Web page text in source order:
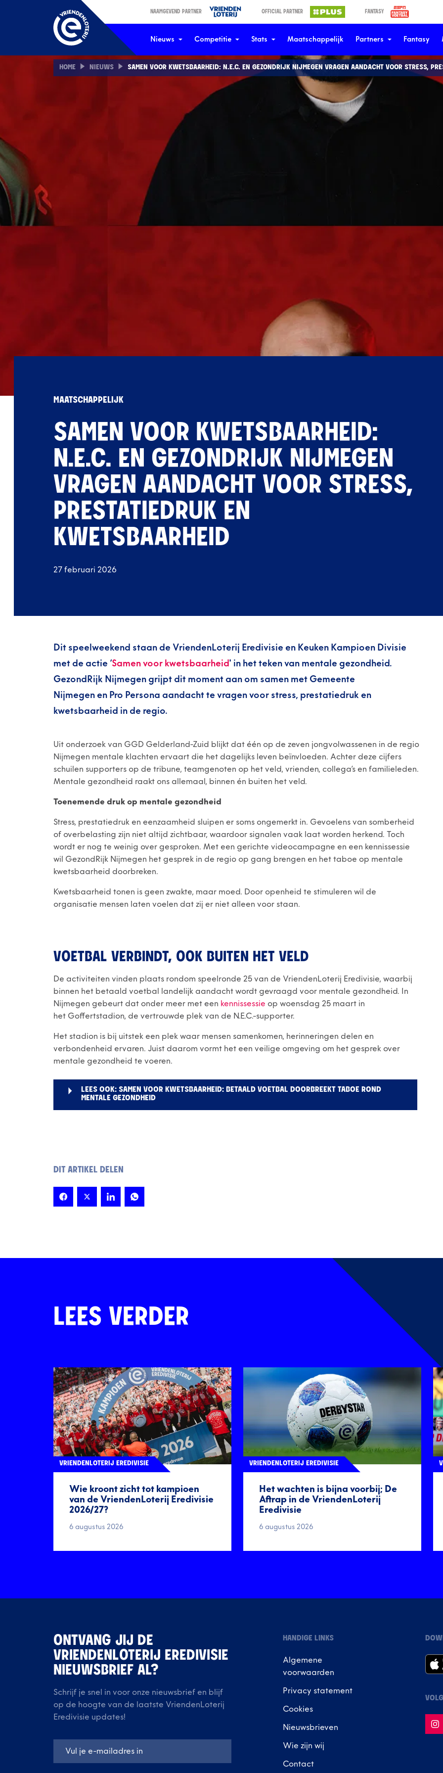
NAAMGEVEND PARTNER OFFICIAL PARTNER FANTASY
Nieuws Competitie Stats Maatschappelijk Partners Fantasy
HOME NIEUWS SAMEN VOOR KWETSBAARHEID: N.E.C. EN GEZONDRIJK NIJMEGEN VRAGEN AANDACHT VOOR STRESS,
MAATSCHAPPELIJK
SAMEN VOOR KWETSBAARHEID:
N.E.C. EN GEZONDRIJK NIJMEGEN
VRAGEN AANDACHT VOOR STRESS,
PRESTATIEDRUK EN
KWETSBAARHEID
27 februari 2026
Dit speelweekend staan de VriendenLoterij Eredivisie en Keuken Kampioen Divisie
met de actie ‘Samen voor kwetsbaarheid' in het teken van mentale gezondheid.
GezondRijk Nijmegen grijpt dit moment aan om samen met Gemeente
Nijmegen en Pro Persona aandacht te vragen voor stress, prestatiedruk en
kwetsbaarheid in de regio.
Uit onderzoek van GGD Gelderland-Zuid blijkt dat één op de zeven jongvolwassenen in de regio
Nijmegen mentale klachten ervaart die het dagelijks leven beïnvloeden. Achter deze cijfers
schuilen supporters op de tribune, teamgenoten op het veld, vrienden, collega’s en familieleden.
Mentale gezondheid raakt ons allemaal, binnen én buiten het veld.
Toenemende druk op mentale gezondheid
Stress, prestatiedruk en eenzaamheid sluipen er soms ongemerkt in. Gevoelens van somberheid
of overbelasting zijn niet altijd zichtbaar, waardoor signalen vaak laat worden herkend. Toch
wordt er nog te weinig over gesproken. Met een gerichte videocampagne en een kennissessie
wil GezondRijk Nijmegen het gesprek in de regio op gang brengen en het taboe op mentale
kwetsbaarheid doorbreken.
Kwetsbaarheid tonen is geen zwakte, maar moed. Door openheid te stimuleren wil de
organisatie mensen laten voelen dat zij er niet alleen voor staan.
VOETBAL VERBINDT, OOK BUITEN HET VELD
De activiteiten vinden plaats rondom speelronde 25 van de VriendenLoterij Eredivisie, waarbij
binnen het betaald voetbal landelijk aandacht wordt gevraagd voor mentale gezondheid. In
Nijmegen gebeurt dat onder meer met een kennissessie op woensdag 25 maart in
het Goffertstadion, de vertrouwde plek van de N.E.C.-supporter.
Het stadion is bij uitstek een plek waar mensen samenkomen, herinneringen delen en
verbondenheid ervaren. Juist daarom vormt het een veilige omgeving om het gesprek over
mentale gezondheid te voeren.
LEES OOK: SAMEN VOOR KWETSBAARHEID: BETAALD VOETBAL DOORBREEKT TABOE ROND
MENTALE GEZONDHEID
DIT ARTIKEL DELEN
LEES VERDER
Wie kroont zicht tot kampioen
van de VriendenLoterij Eredivisie
2026/27?
VRIENDENLOTERIJ EREDIVISIE
6 augustus 2026
Het wachten is bijna voorbij; De
Aftrap in de VriendenLoterij
Eredivisie
VRIENDENLOTERIJ EREDIVISIE
6 augustus 2026
ONTVANG JIJ DE
VRIENDENLOTERIJ EREDIVISIE
NIEUWSBRIEF AL?
Schrijf je snel in voor onze nieuwsbrief en blijf
op de hoogte van de laatste VriendenLoterij
Eredivisie updates!
HANDIGE LINKS
Algemene
voorwaarden
Privacy statement
Cookies
Nieuwsbrieven
Wie zijn wij
Contact